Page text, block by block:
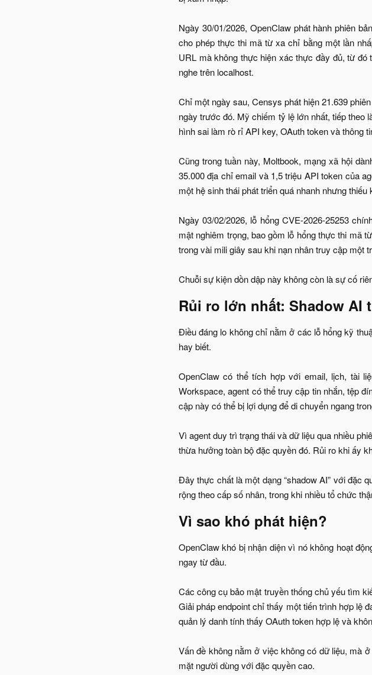
Ngày 30/01/2026, OpenClaw phát hành phiên
cho phép thực thi mã từ xa chỉ bằng một lần
URL mà không thực hiện xác thực đầy đủ, từ
nghe trên localhost.
Chỉ một ngày sau, Censys phát hiện 21.639
ngày trước đó. Mỹ chiếm tỷ lệ lớn nhất, tiếp theo
hình sai làm rò rỉ API key, OAuth token và thông
Cũng trong tuần này, Moltbook, mạng xã hội
35.000 địa chỉ email và 1,5 triệu API token của
một hệ sinh thái phát triển quá nhanh nhưng
Ngày 03/02/2026, lỗ hổng CVE-2026-25253
mật nghiêm trọng, bao gồm lỗ hổng thực thi mã
trong vài mili giây sau khi nạn nhân truy cập một
Chuỗi sự kiện dồn dập này không còn là sự cố
Rủi ro lớn nhất: Shadow AI
Điều đáng lo không chỉ nằm ở các lỗ hổng kỹ
hay biết.
OpenClaw có thể tích hợp với email, lịch, tài
Workspace, agent có thể truy cập tin nhắn, tệp
cập này có thể bị lợi dụng để di chuyển ngang
Vì agent duy trì trạng thái và dữ liệu qua nhiều
thừa hưởng toàn bộ đặc quyền đó. Rủi ro khi ấy
Đây thực chất là một dạng “shadow AI” với đặc
rộng theo cấp số nhân, trong khi nhiều tổ chức
Vì sao khó phát hiện?​
OpenClaw khó bị nhận diện vì nó không hoạt
ngay từ đầu.
Các công cụ bảo mật truyền thống chủ yếu tìm
Giải pháp endpoint chỉ thấy một tiến trình hợp lệ
quản lý danh tính thấy OAuth token hợp lệ và
Vấn đề không nằm ở việc không có dữ liệu, mà
mặt người dùng với đặc quyền cao.